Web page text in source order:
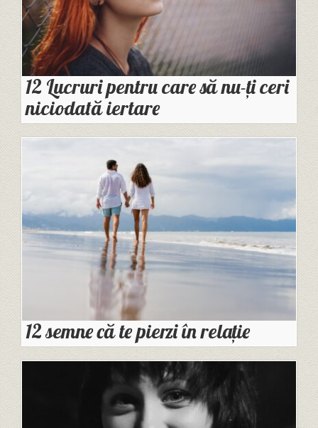
12 Lucruri pentru care să nu-ți ceri
niciodată iertare
12 semne că te pierzi în relație